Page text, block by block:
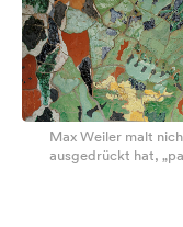
Max Weiler malt
ausgedrückt hat,